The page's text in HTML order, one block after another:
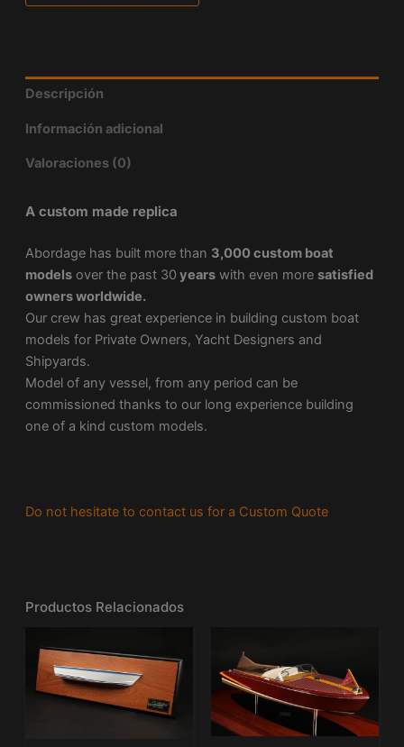
Descripción
Información adicional
Valoraciones (0)
A custom made replica
Abordage has built more than 3,000 custom boat
modelsover the past 30 yearswith even more satisfied
owners worldwide.
Our crew has great experience in building custom boat
models for Private Owners, Yacht Designers and
Shipyards.
Model of any vessel, from any period can be
commissioned thanks to our long experience building
one of a kind custom models.
Do not hesitate to contact us for a Custom Quote
Productos Relacionados